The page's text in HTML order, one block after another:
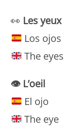
👀 Les yeux
Los ojos
The eyes
👁 L’oeil
El ojo
The eye